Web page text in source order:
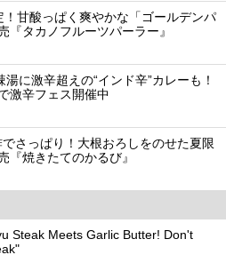
甘酸っぱく爽やかな「ゴールデンパ
『タカノフルーツパーラー』
に激辛超えの“インド辛”カレーも！
激辛フェス開催中
さっぱり！大根おろしをのせた夏限
『焼きたてのかるび』
Steak Meets Garlic Butter! Don't